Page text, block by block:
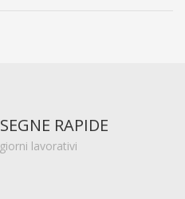
RAPIDE
lavorativi